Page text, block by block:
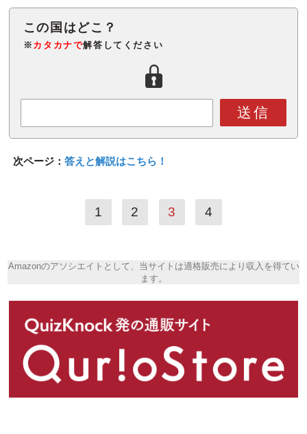
※ カタカナで解答してください
送信
次ページ： 答えと解説はこちら！
1 2 3 4
Amazonのアソシエイトとして、当サイトは適格販売により収入を得てい
ます。